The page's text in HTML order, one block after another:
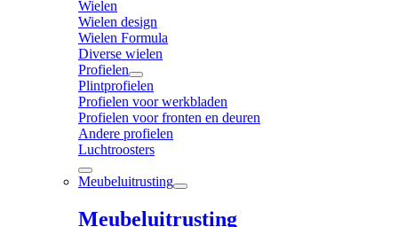
Wielen
Wielen design
Wielen Formula
Diverse wielen
Profielen
Plintprofielen
Profielen voor werkbladen
Profielen voor fronten en deuren
Andere profielen
Luchtroosters
Meubeluitrusting
Meubeluitrusting